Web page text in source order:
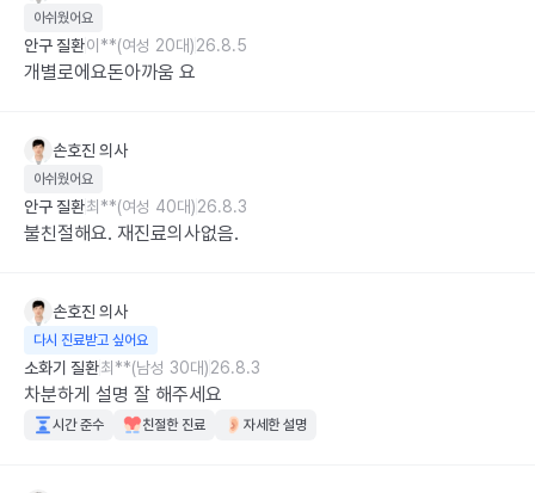
아쉬웠어요
안구 질환이**(여성 20대)26.8.5
개별로에요돈아까움 요
손호진 의사
아쉬웠어요
안구 질환최**(여성 40대)26.8.3
불친절해요. 재진료의사없음.
손호진 의사
다시 진료받고 싶어요
소화기 질환최**(남성 30대)26.8.3
차분하게 설명 잘 해주세요
시간 준수 친절한 진료 자세한 설명